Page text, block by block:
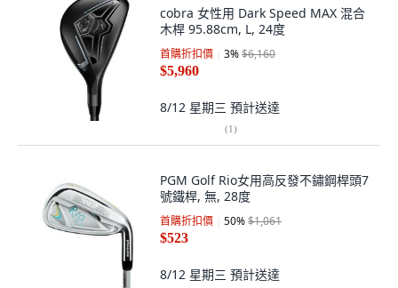
cobra 女性用 Dark Speed MAX 混合
木桿 95.88cm, L, 24度
首購折扣價 3%$6,160
$5,960
8/12 星期三 預計送達
(1)
PGM Golf Rio女用高反發不鏽鋼桿頭7
號鐵桿, 無, 28度
首購折扣價 50%$1,061
$523
8/12 星期三 預計送達